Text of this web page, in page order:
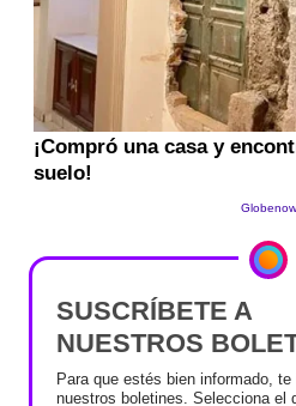
SUSCRÍBETE A
NUESTROS
Para que estés bien informado,
nuestros boletines. Selecciona el